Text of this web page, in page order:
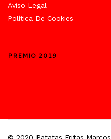
Aviso Legal
Política De Cookies
PREMIO 2019